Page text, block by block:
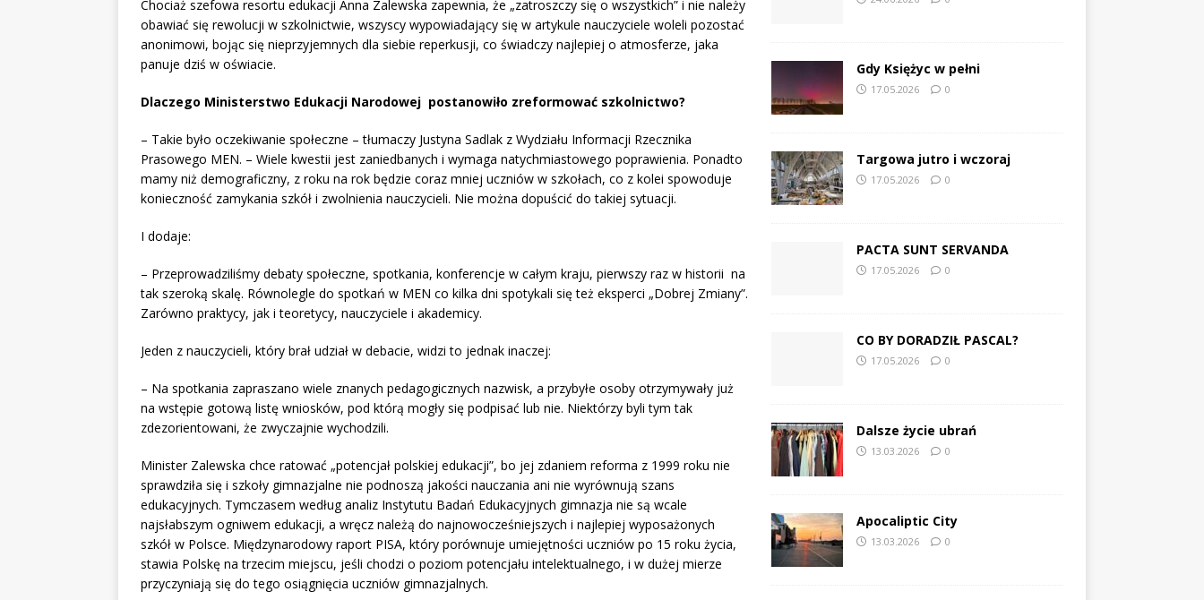
Chociaż szefowa resortu edukacji Anna Zalewska zapewnia, że „zatroszczy się o wszystkich” i nie należy
obawiać się rewolucji w szkolnictwie, wszyscy wypowiadający się w artykule nauczyciele woleli pozostać
anonimowi, bojąc się nieprzyjemnych dla siebie reperkusji, co świadczy najlepiej o atmosferze, jaka
panuje dziś w oświacie.
Dlaczego Ministerstwo Edukacji Narodowej postanowiło zreformować szkolnictwo?
– Takie było oczekiwanie społeczne – tłumaczy Justyna Sadlak z Wydziału Informacji Rzecznika
Prasowego MEN. – Wiele kwestii jest zaniedbanych i wymaga natychmiastowego poprawienia. Ponadto
mamy niż demograficzny, z roku na rok będzie coraz mniej uczniów w szkołach, co z kolei spowoduje
konieczność zamykania szkół i zwolnienia nauczycieli. Nie można dopuścić do takiej sytuacji.
I dodaje:
– Przeprowadziliśmy debaty społeczne, spotkania, konferencje w całym kraju, pierwszy raz w historii na
tak szeroką skalę. Równolegle do spotkań w MEN co kilka dni spotykali się też eksperci „Dobrej Zmiany”.
Zarówno praktycy, jak i teoretycy, nauczyciele i akademicy.
Jeden z nauczycieli, który brał udział w debacie, widzi to jednak inaczej:
– Na spotkania zapraszano wiele znanych pedagogicznych nazwisk, a przybyłe osoby otrzymywały już
na wstępie gotową listę wniosków, pod którą mogły się podpisać lub nie. Niektórzy byli tym tak
zdezorientowani, że zwyczajnie wychodzili.
Minister Zalewska chce ratować „potencjał polskiej edukacji”, bo jej zdaniem reforma z 1999 roku nie
sprawdziła się i szkoły gimnazjalne nie podnoszą jakości nauczania ani nie wyrównują szans
edukacyjnych. Tymczasem według analiz Instytutu Badań Edukacyjnych gimnazja nie są wcale
najsłabszym ogniwem edukacji, a wręcz należą do najnowocześniejszych i najlepiej wyposażonych
szkół w Polsce. Międzynarodowy raport PISA, który porównuje umiejętności uczniów po 15 roku życia,
stawia Polskę na trzecim miejscu, jeśli chodzi o poziom potencjału intelektualnego, i w dużej mierze
przyczyniają się do tego osiągnięcia uczniów gimnazjalnych.
Gdy Księżyc w pełni
17.05.2026 0
Targowa jutro i wczoraj
17.05.2026 0
PACTA SUNT SERVANDA
17.05.2026 0
CO BY DORADZIŁ PASCAL?
17.05.2026 0
Dalsze życie ubrań
13.03.2026 0
Apocaliptic City
13.03.2026 0